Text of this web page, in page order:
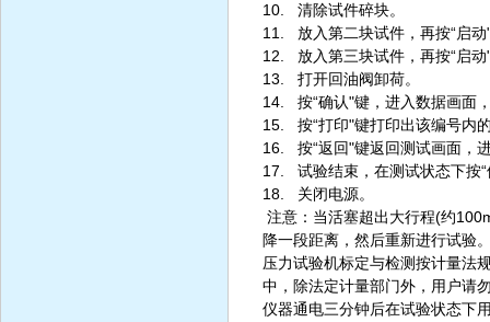
10. 清除试件碎块。
11. 放入第二块试件，再按“启
12. 放入第三块试件，再按“启
13. 打开回油阀卸荷。
14. 按“确认"键，进入数据画面
15. 按“打印"键打印出该编号内
16. 按“返回"键返回测试画面，
17. 试验结束，在测试状态下按
18. 关闭电源。
注意：当活塞超出大行程(约
降一段距离，然后重新进行试验
压力试验机标定与检测按计量法
中，除法定计量部门外，用户请
仪器通电三分钟后在试验状态下